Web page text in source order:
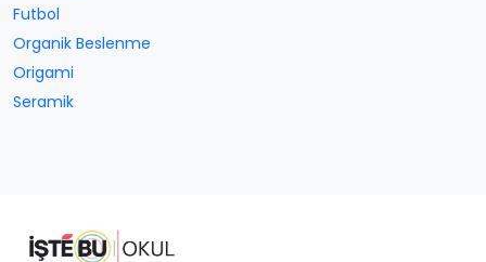
Futbol
Organik Beslenme
Origami
Seramik